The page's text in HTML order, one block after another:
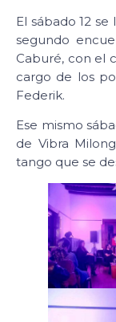
El sábado 12
segundo
Caburé, con el
cargo de los
Federik.
Ese mismo
de Vibra
tango que se